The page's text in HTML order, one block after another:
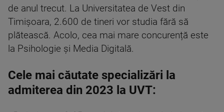
de anul trecut. La Universitatea de Vest din
Timișoara, 2.600 de tineri vor studia fără să
plătească. Acolo, cea mai mare concurență este
la Psihologie și Media Digitală.
Cele mai căutate specializări la
admiterea din 2023 la UVT: